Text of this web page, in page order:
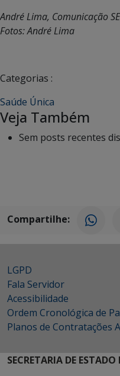
André Lima, Comunicação
Fotos: André Lima
Categorias :
Saúde Única
Veja Também
Sem posts recentes
Compartilhe:
LGPD
Fala Servidor
Acessibilidade
Ordem Cronológica de
Planos de Contratações
SECRETARIA DE ESTADO